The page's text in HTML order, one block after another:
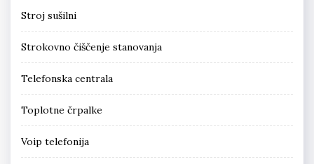
Stroj sušilni
Strokovno čiščenje stanovanja
Telefonska centrala
Toplotne črpalke
Voip telefonija